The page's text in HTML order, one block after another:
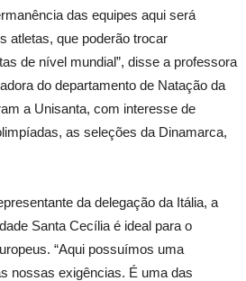
das equipes aqui será
atletas, que poderão trocar
de nível mundial”, disse a professora
do departamento de Natação da
a Unisanta, com interesse de
as seleções da Dinamarca,
da delegação da Itália, a
Santa Cecília é ideal para o
“Aqui possuímos uma
nossas exigências. É uma das